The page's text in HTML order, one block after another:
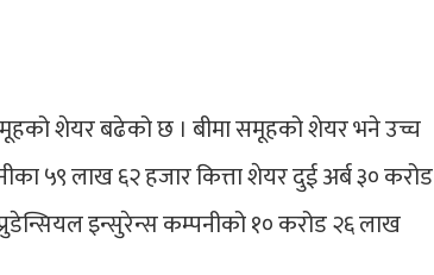
शेयर बढेको छ । बीमा समूहको शेयर भने उच्च
५९ लाख ६२ हजार कित्ता शेयर दुई अर्ब ३० करोड
इन्सुरेन्स कम्पनीको १० करोड २६ लाख